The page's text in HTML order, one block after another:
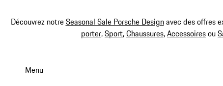
Découvrez notreSeasonal Sale Porsche Designavec des offres
porter,Sport,Chaussures,Accessoiresou
Menu